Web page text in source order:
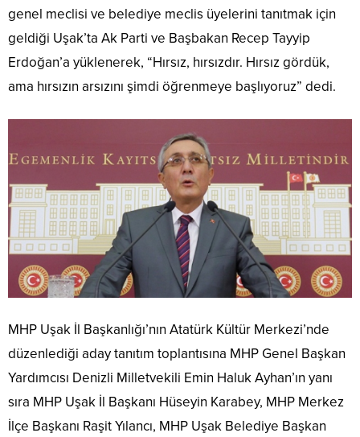
genel meclisi ve belediye meclis üyelerini tanıtmak için
geldiği Uşak’ta Ak Parti ve Başbakan Recep Tayyip
Erdoğan’a yüklenerek, “Hırsız, hırsızdır. Hırsız gördük,
ama hırsızın arsızını şimdi öğrenmeye başlıyoruz” dedi.
MHP Uşak İl Başkanlığı’nın Atatürk Kültür Merkezi’nde
düzenlediği aday tanıtım toplantısına MHP Genel Başkan
Yardımcısı Denizli Milletvekili Emin Haluk Ayhan’ın yanı
sıra MHP Uşak İl Başkanı Hüseyin Karabey, MHP Merkez
İlçe Başkanı Raşit Yılancı, MHP Uşak Belediye Başkan